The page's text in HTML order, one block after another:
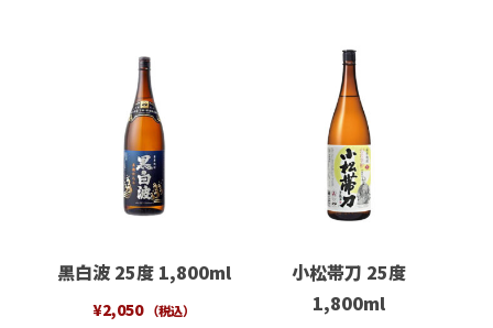
黒白波 25度 1,800ml
¥2,050 （税込）
小松帯刀 25度
1,800ml